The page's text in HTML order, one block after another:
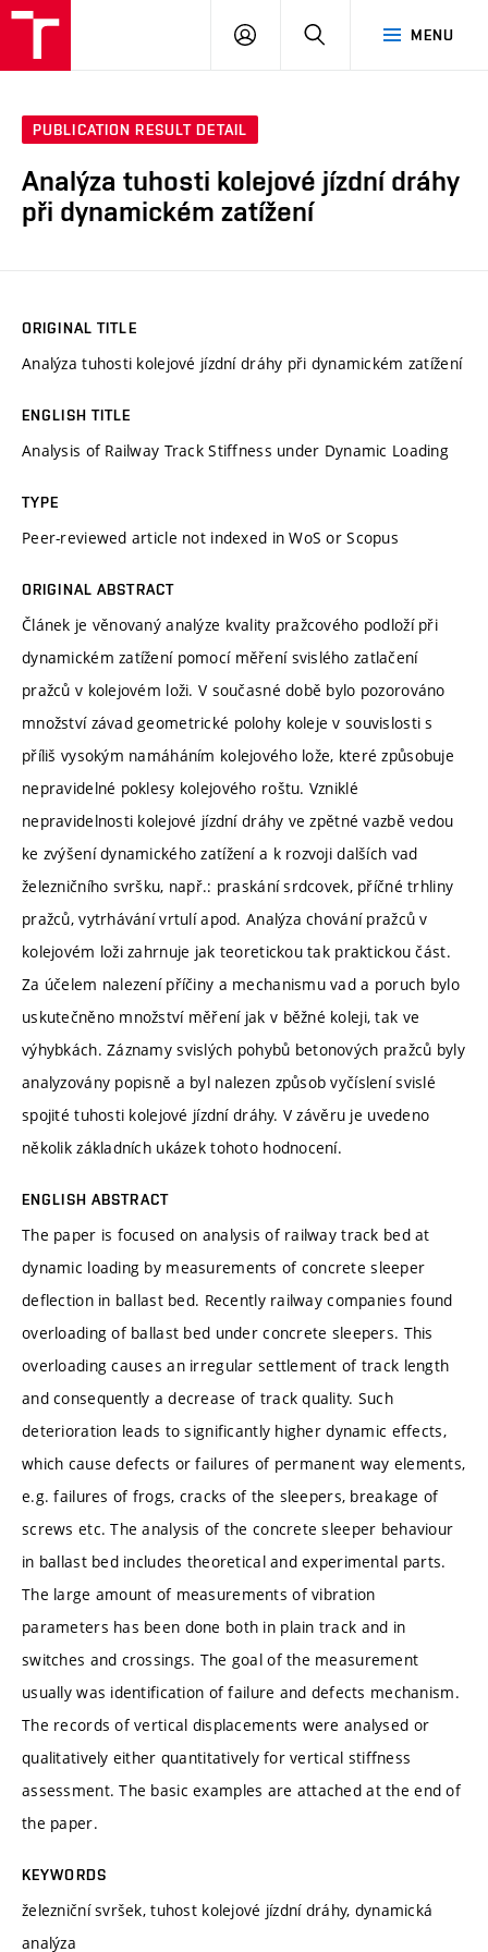
MENU
LOG
SEARCH
PUBLICATION RESULT DETAIL
Analýza tuhosti kolejové jízdní dráhy
při dynamickém zatížení
ORIGINAL TITLE
Analýza tuhosti kolejové jízdní dráhy při dynamickém zatížení
ENGLISH TITLE
Analysis of Railway Track Stiffness under Dynamic Loading
TYPE
Peer-reviewed article not indexed in WoS or Scopus
ORIGINAL ABSTRACT
Článek je věnovaný analýze kvality pražcového podloží při
dynamickém zatížení pomocí měření svislého zatlačení
pražců v kolejovém loži. V současné době bylo pozorováno
množství závad geometrické polohy koleje v souvislosti s
příliš vysokým namáháním kolejového lože, které způsobuje
nepravidelné poklesy kolejového roštu. Vzniklé
nepravidelnosti kolejové jízdní dráhy ve zpětné vazbě vedou
ke zvýšení dynamického zatížení a k rozvoji dalších vad
železničního svršku, např.: praskání srdcovek, příčné trhliny
pražců, vytrhávání vrtulí apod. Analýza chování pražců v
kolejovém loži zahrnuje jak teoretickou tak praktickou část.
Za účelem nalezení příčiny a mechanismu vad a poruch bylo
uskutečněno množství měření jak v běžné koleji, tak ve
výhybkách. Záznamy svislých pohybů betonových pražců byly
analyzovány popisně a byl nalezen způsob vyčíslení svislé
spojité tuhosti kolejové jízdní dráhy. V závěru je uvedeno
několik základních ukázek tohoto hodnocení.
ENGLISH ABSTRACT
The paper is focused on analysis of railway track bed at
dynamic loading by measurements of concrete sleeper
deflection in ballast bed. Recently railway companies found
overloading of ballast bed under concrete sleepers. This
overloading causes an irregular settlement of track length
and consequently a decrease of track quality. Such
deterioration leads to significantly higher dynamic effects,
which cause defects or failures of permanent way elements,
e.g. failures of frogs, cracks of the sleepers, breakage of
screws etc. The analysis of the concrete sleeper behaviour
in ballast bed includes theoretical and experimental parts.
The large amount of measurements of vibration
parameters has been done both in plain track and in
switches and crossings. The goal of the measurement
usually was identification of failure and defects mechanism.
The records of vertical displacements were analysed or
qualitatively either quantitatively for vertical stiffness
assessment. The basic examples are attached at the end of
the paper.
KEYWORDS
železniční svršek, tuhost kolejové jízdní dráhy, dynamická
analýza